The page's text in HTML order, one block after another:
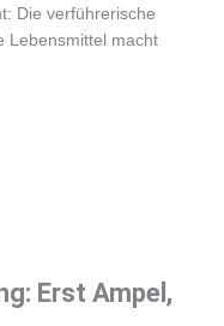
Die verführerische
Lebensmittel macht
Erst Ampel,